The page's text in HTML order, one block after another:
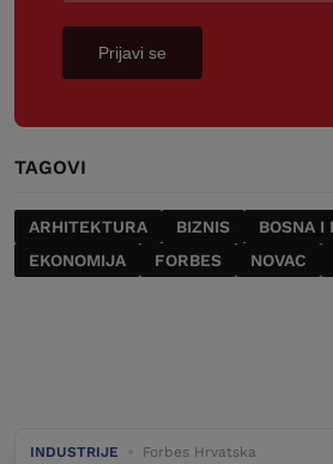
Prijavi se
TAGOVI
ARHITEKTURA BIZNIS
BOSNA I
EKONOMIJA
FORBES NOVAC
INDUSTRIJE Forbes Hrvatska